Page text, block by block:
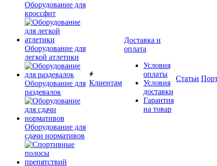
Оборудование для
кроссфит
Оборудование для
легкой атлетики
Оборудование для
раздевалок
Оборудование для
сдачи нормативов
Клиентам
Доставка и
оплата
Условия
оплаты
Условия
доставки
Гарантия
на товар
Статьи